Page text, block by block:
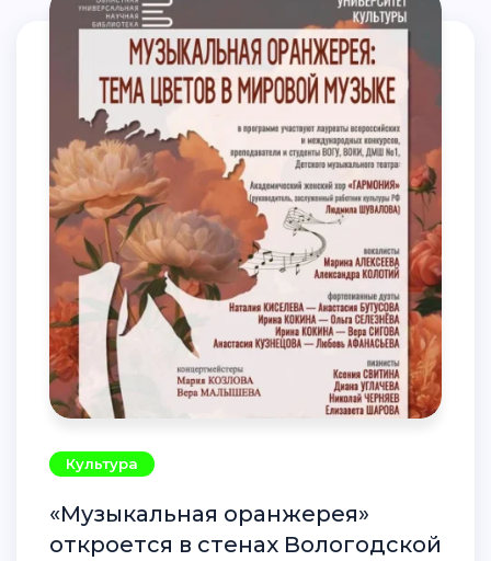
Культура
«Музыкальная оранжерея»
откроется в стенах Вологодской